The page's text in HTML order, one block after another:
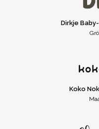
Dirkje
Koko